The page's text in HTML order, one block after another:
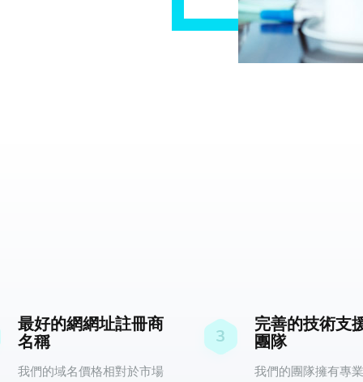
最好的網網址註冊商
名稱
我們的域名價格相對於市場
3
完善的技術支
團隊
我們的團隊擁有專